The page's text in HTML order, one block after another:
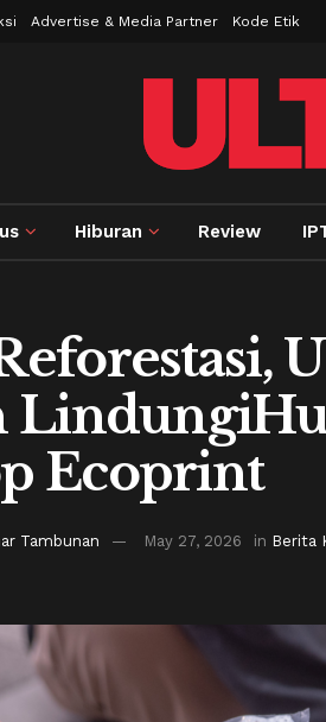
Advertise & Media Partner Kode Etik
Hiburan Review
Ecoprint
Tambunan May 27, 2026 in Berita